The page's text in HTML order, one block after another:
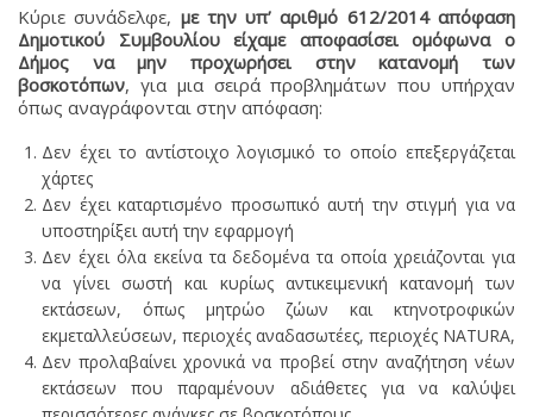
Κύριε συνάδελφε, με την υπ’ αριθμό 612/2014 απόφαση
Δημοτικού Συμβουλίου είχαμε αποφασίσει ομόφωνα ο
Δήμος να μην προχωρήσει στην κατανομή των
βοσκοτόπων, για μια σειρά προβλημάτων που υπήρχαν
όπως αναγράφονται στην απόφαση:
Δεν έχει το αντίστοιχο λογισμικό το οποίο επεξεργάζεται
χάρτες
Δεν έχει καταρτισμένο προσωπικό αυτή την στιγμή για να
υποστηρίξει αυτή την εφαρμογή
Δεν έχει όλα εκείνα τα δεδομένα τα οποία χρειάζονται για
να γίνει σωστή και κυρίως αντικειμενική κατανομή των
εκτάσεων, όπως μητρώο ζώων και κτηνοτροφικών
εκμεταλλεύσεων, περιοχές αναδασωτέες, περιοχές NATURA,
Δεν προλαβαίνει χρονικά να προβεί στην αναζήτηση νέων
εκτάσεων που παραμένουν αδιάθετες για να καλύψει